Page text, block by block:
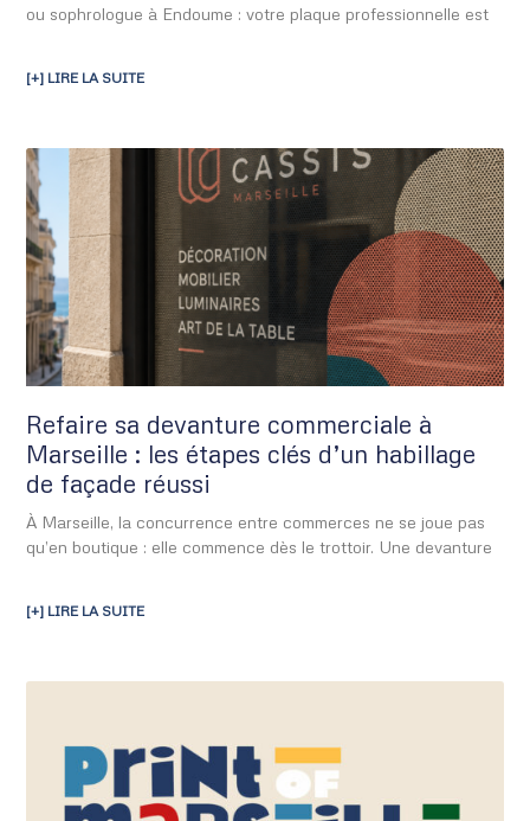
ou sophrologue à Endoume : votre plaque professionnelle est
[+] LIRE LA SUITE
Refaire sa devanture commerciale à
Marseille : les étapes clés d’un habillage
de façade réussi
À Marseille, la concurrence entre commerces ne se joue pas
qu’en boutique : elle commence dès le trottoir. Une devanture
[+] LIRE LA SUITE